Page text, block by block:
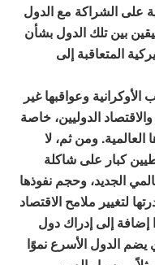
على الشراكة مع الدول
بين تلك الدول بشأن
المتعاقبة إلى
وعواقبها غير
الدوليين، خاصة
ومن ثم، لا
كبار على شاكلة
الجديد، وحجم نفوذها
لتغيير ملامح الاقتصاد
إضافة إلى إدراك دول
يضم الدول الأسرع نموًا